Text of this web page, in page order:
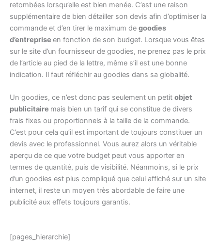
retombées lorsqu’elle est bien menée. C’est une raison
supplémentaire de bien détailler son devis afin d’optimiser la
commande et d’en tirer le maximum de goodies
d’entreprise en fonction de son budget. Lorsque vous êtes
sur le site d’un fournisseur de goodies, ne prenez pas le prix
de l’article au pied de la lettre, même s’il est une bonne
indication. Il faut réfléchir au goodies dans sa globalité.
Un goodies, ce n’est donc pas seulement un petit objet
publicitaire mais bien un tarif qui se constitue de divers
frais fixes ou proportionnels à la taille de la commande.
C’est pour cela qu’il est important de toujours constituer un
devis avec le professionnel. Vous aurez alors un véritable
aperçu de ce que votre budget peut vous apporter en
termes de quantité, puis de visibilité. Néanmoins, si le prix
d’un goodies est plus compliqué que celui affiché sur un site
internet, il reste un moyen très abordable de faire une
publicité aux effets toujours garantis.
[pages_hierarchie]